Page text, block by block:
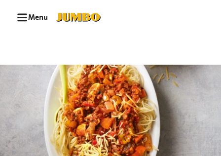
Menu